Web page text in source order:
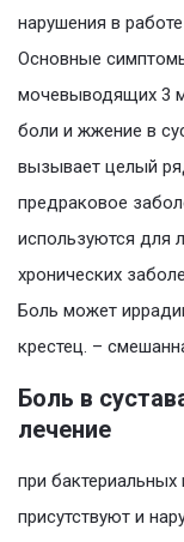
нарушения в
Основные
мочевыводящих 3
боли и жжение в
вызывает целый
предраковое
используются для
хронических
Боль может
крестец. –
Боль в
лечение
при
присутствуют и